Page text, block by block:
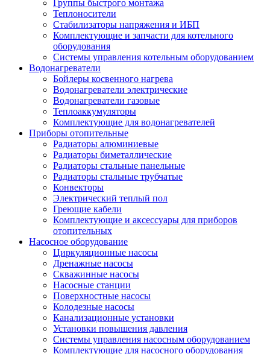
Группы быстрого монтажа
Теплоносители
Стабилизаторы напряжения и ИБП
Комплектующие и запчасти для котельного
оборудования
Системы управления котельным оборудованием
Водонагреватели
Бойлеры косвенного нагрева
Водонагреватели электрические
Водонагреватели газовые
Теплоаккумуляторы
Комплектующие для водонагревателей
Приборы отопительные
Радиаторы алюминиевые
Радиаторы биметаллические
Радиаторы стальные панельные
Радиаторы стальные трубчатые
Конвекторы
Электрический теплый пол
Греющие кабели
Комплектующие и аксессуары для приборов
отопительных
Насосное оборудование
Циркуляционные насосы
Дренажные насосы
Скважинные насосы
Насосные станции
Поверхностные насосы
Колодезные насосы
Канализационные установки
Установки повышения давления
Системы управления насосным оборудованием
Комплектующие для насосного оборудования